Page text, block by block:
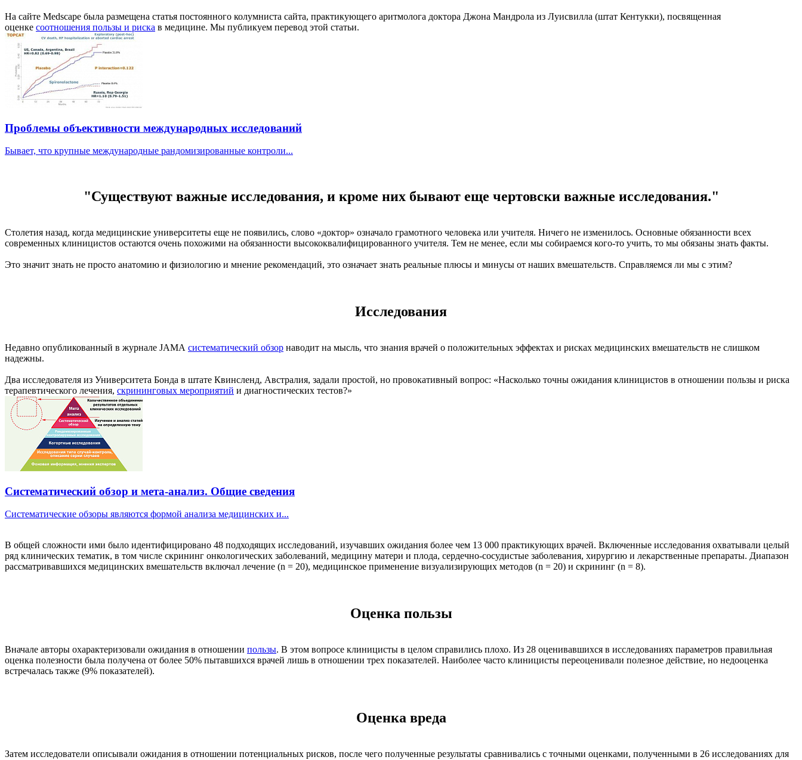
На сайте Medscape была размещена статья постоянного колумниста сайта, практикующего аритмолога доктора Джона Мандрола из Луисвилла (штат Кентукки), посвященная
оценке соотношения пользы и риска в медицине. Мы публикуем перевод этой статьи.
Проблемы объективности международных исследований
Бывает, что крупные международные рандомизированные контроли...
"Существуют важные исследования, и кроме них бывают еще чертовски важные исследования."
Столетия назад, когда медицинские университеты еще не появились, слово «доктор» означало грамотного человека или учителя. Ничего не изменилось. Основные обязанности всех
современных клиницистов остаются очень похожими на обязанности высококвалифицированного учителя. Тем не менее, если мы собираемся кого-то учить, то мы обязаны знать факты.
Это значит знать не просто анатомию и физиологию и мнение рекомендаций, это означает знать реальные плюсы и минусы от наших вмешательств. Справляемся ли мы с этим?
Исследования
Недавно опубликованный в журнале JAMA систематический обзор наводит на мысль, что знания врачей о положительных эффектах и рисках медицинских вмешательств не слишком
надежны.
Два исследователя из Университета Бонда в штате Квинсленд, Австралия, задали простой, но провокативный вопрос: «Насколько точны ожидания клиницистов в отношении пользы и риска
терапевтического лечения, скрининговых мероприятий и диагностических тестов?»
Систематический обзор и мета-анализ. Общие сведения
Систематические обзоры являются формой анализа медицинских и...
В общей сложности ими было идентифицировано 48 подходящих исследований, изучавших ожидания более чем 13 000 практикующих врачей. Включенные исследования охватывали целый
ряд клинических тематик, в том числе скрининг онкологических заболеваний, медицину матери и плода, сердечно-сосудистые заболевания, хирургию и лекарственные препараты. Диапазон
рассматривавшихся медицинских вмешательств включал лечение (n = 20), медицинское применение визуализирующих методов (n = 20) и скрининг (n = 8).
Оценка пользы
Вначале авторы охарактеризовали ожидания в отношении пользы. В этом вопросе клиницисты в целом справились плохо. Из 28 оценивавшихся в исследованиях параметров правильная
оценка полезности была получена от более 50% пытавшихся врачей лишь в отношении трех показателей. Наиболее часто клиницисты переоценивали полезное действие, но недооценка
встречалась также (9% показателей).
Оценка вреда
Затем исследователи описывали ожидания в отношении потенциальных рисков, после чего полученные результаты сравнивались с точными оценками, полученными в 26 исследованиях для